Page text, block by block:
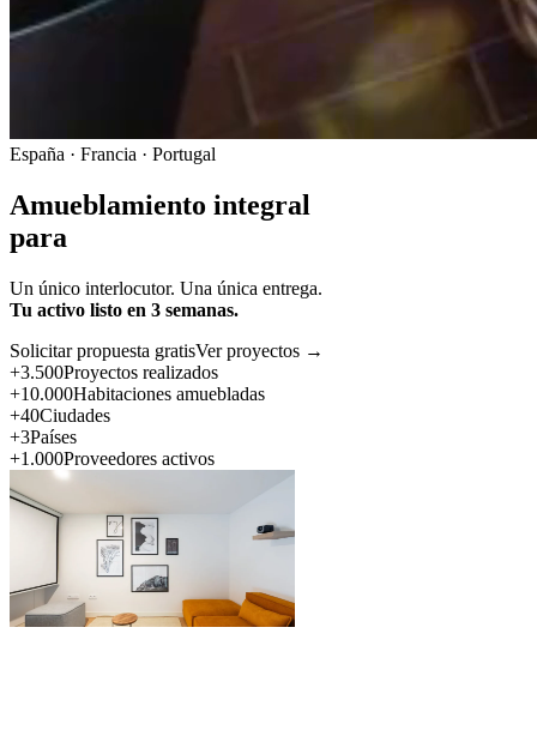
España · Francia · Portugal
Amueblamiento integral
para
Un único interlocutor. Una única entrega.
Tu activo listo en 3 semanas.
Solicitar propuesta gratisVer proyectos →
+3.500Proyectos realizados
+10.000Habitaciones amuebladas
+40Ciudades
+3Países
+1.000Proveedores activos